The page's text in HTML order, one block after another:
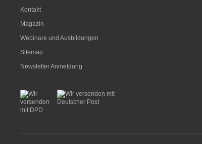
Kontakt
Magazin
Webinare und Ausbildungen
Sitemap
Newsletter Anmeldung